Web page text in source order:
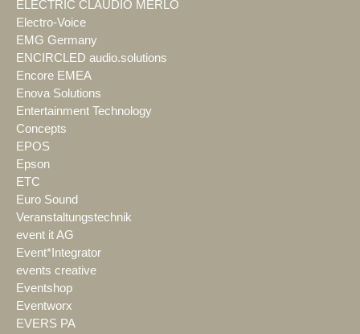
ELECTRIC CLAUDIO MERLO
Electro-Voice
EMG Germany
ENCIRCLED audio.solutions
Encore EMEA
Enova Solutions
Entertainment Technology
Concepts
EPOS
Epson
ETC
Euro Sound
Veranstaltungstechnik
event it AG
Event*Integrator
events creative
Eventshop
Eventworx
EVERS PA